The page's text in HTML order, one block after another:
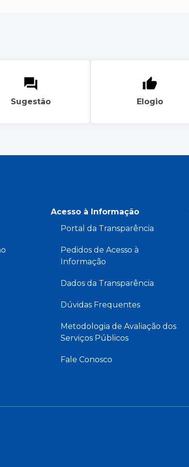
Sugestão Elogio
Acesso à Informação
Portal da Transparência
Pedidos de Acesso à
Informação
Dados da Transparência
Dúvidas Frequentes
Metodologia de Avaliação dos
Serviços Públicos
Fale Conosco